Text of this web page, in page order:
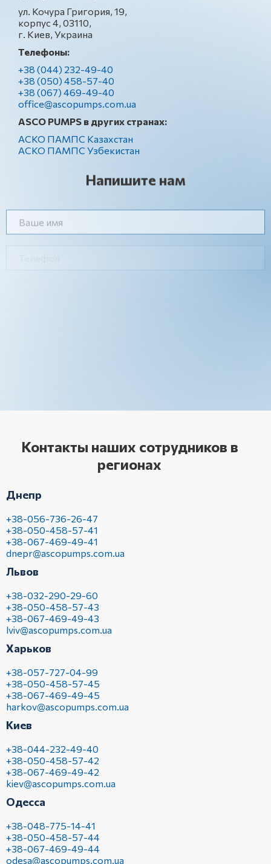
ул. Кочура Григория, 19,
корпус 4, 03110,
г. Киев, Украина
Телефоны:
+38 (044) 232-49-40
+38 (050) 458-57-40
+38 (067) 469-49-40
office@ascopumps.com.ua
ASCO PUMPS в других странах:
АСКО ПАМПС Казахстан
АСКО ПАМПС Узбекистан
Напишите нам
Контакты наших сотрудников в
регионах
Днепр
+38-056-736-26-47
+38-050-458-57-41
+38-067-469-49-41
dnepr@ascopumps.com.ua
Львов
+38-032-290-29-60
+38-050-458-57-43
+38-067-469-49-43
lviv@ascopumps.com.ua
Харьков
+38-057-727-04-99
+38-050-458-57-45
+38-067-469-49-45
harkov@ascopumps.com.ua
Киев
+38-044-232-49-40
+38-050-458-57-42
+38-067-469-49-42
kiev@ascopumps.com.ua
Одесса
+38-048-775-14-41
+38-050-458-57-44
+38-067-469-49-44
odesa@ascopumps.com.ua